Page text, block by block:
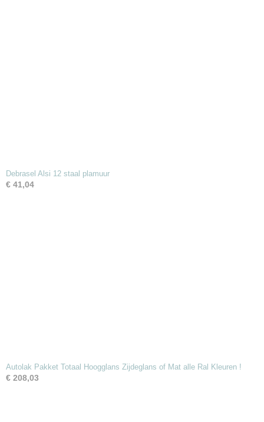
Debrasel Alsi 12 staal plamuur
€ 41,04
Autolak Pakket Totaal Hoogglans Zijdeglans of Mat alle Ral Kleuren !
€ 208,03